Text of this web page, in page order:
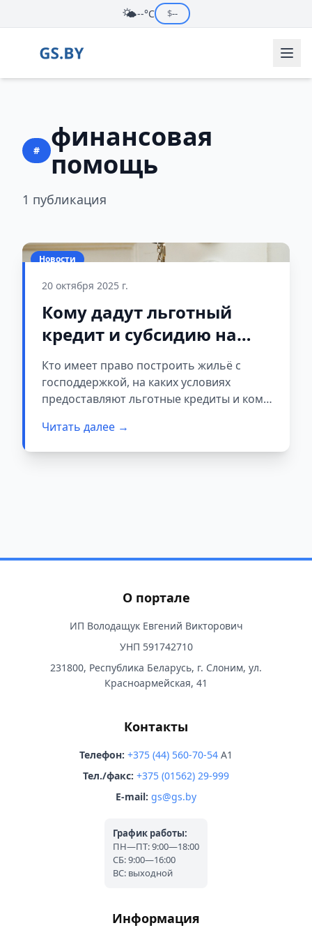
🌤️--°C $--
#
финансовая
помощь
1 публикация
Новости
20 октября 2025 г.
Кому дадут льготный
кредит и субсидию на
строительство жилья в
Беларуси
Кто имеет право построить жильё с
господдержкой, на каких условиях
предоставляют льготные кредиты и кому
всём этом рассказали в Министерстве
архитектуры и строительства.
Читать далее →
О портале
ИП Володащук Евгений Викторович
УНП 591742710
231800, Республика Беларусь, г. Слоним, ул.
Красноармейская, 41
Контакты
Телефон: +375 (44) 560-70-54 A1
Тел./факс: +375 (01562) 29-999
E-mail: gs@gs.by
График работы:
ПН—ПТ: 9:00—18:00
СБ: 9:00—16:00
ВС: выходной
Информация